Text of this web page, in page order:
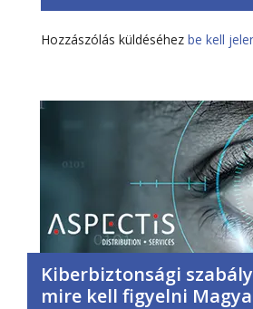
Hozzászólás küldéséhez be kell
Kiberbiztonsági
mire kell figyelni